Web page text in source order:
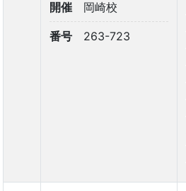
開催 岡崎校
番号 263-723